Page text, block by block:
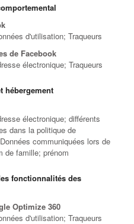
d'utilisation; Traqueurs
de Facebook
électronique; Traqueurs
hébergement
électronique; différents
dans la politique de
communiquées lors de
de famille; prénom
fonctionnalités des
Optimize 360
d'utilisation; Traqueurs